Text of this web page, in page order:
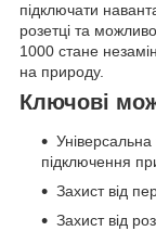
підключати
розетці та
1000 стане
на природу.
Ключові
підключення
Захист від
Захист від